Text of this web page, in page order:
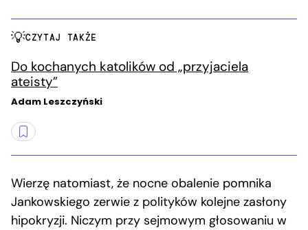
CZYTAJ TAKŻE
Do kochanych katolików od „przyjaciela
ateisty”
Adam Leszczyński
Wierzę natomiast, że nocne obalenie pomnika
Jankowskiego zerwie z polityków kolejne zasłony
hipokryzji. Niczym przy sejmowym głosowaniu w